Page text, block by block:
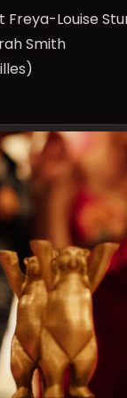
Freya-Louise
Smith